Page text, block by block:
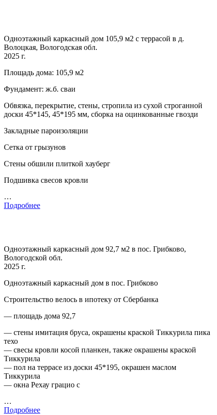
Одноэтажный каркасный дом 105,9 м2 с террасой в д.
Волоцкая, Вологодская обл.
2025 г.
Площадь дома: 105,9 м2
Фундамент: ж.б. сваи
Обвязка, перекрытие, стены, стропила из сухой строганной
доски 45*145, 45*195 мм, сборка на оцинкованные гвозди
Закладные пароизоляции
Сетка от грызунов
Стены обшили плиткой хауберг
Подшивка свесов кровли
…
Подробнее
Одноэтажный каркасный дом 92,7 м2 в пос. Грибково,
Вологодской обл.
2025 г.
Одноэтажный каркасный дом в пос. Грибково
Строительство велось в ипотеку от Сбербанка
— площадь дома 92,7
— стены имитация бруса, окрашены краской Тиккурила пика
техо
— свесы кровли косой планкен, также окрашены краской
Тиккурила
— пол на террасе из доски 45*195, окрашен маслом
Тиккурила
— окна Рехау грацио с
…
Подробнее